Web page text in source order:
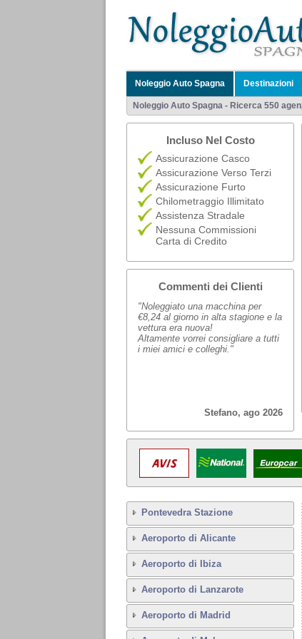
Noleggio Auto Spagna Destinazioni
Noleggio Auto Spagna - Ricerca 550
Incluso Nel Costo
Assicurazione Casco
Assicurazione Verso Terzi
Assicurazione Furto
Chilometraggio Illimitato
Assistenza Stradale
Nessuna Commissioni
Carta di Credito
Commenti dei Clienti
"Noleggiato una macchina per
€8,24 al giorno in alta stagione e la
vettura era nuova!
Altamente vorrei consigliare a tutti
i miei amici e colleghi."
Stefano, ago 2026
Pontevedra Stazione
Aeroporto di Alicante
Aeroporto di Ibiza
Aeroporto di Lanzarote
Aeroporto di Madrid